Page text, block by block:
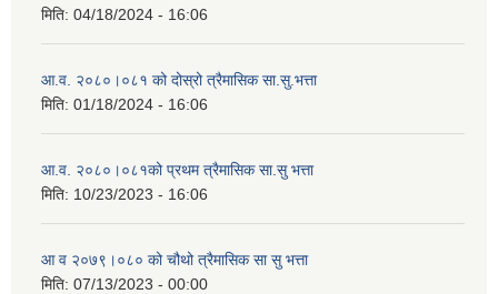
मिति: 04/18/2024 - 16:06
आ.व. २०८०।०८१ को दोस्रो त्रैमासिक सा.सु.भत्ता
मिति: 01/18/2024 - 16:06
आ.व. २०८०।०८१को प्रथम त्रैमासिक सा.सु भत्ता
मिति: 10/23/2023 - 16:06
आ व २०७९।०८० को चौथो त्रैमासिक सा सु भत्ता
मिति: 07/13/2023 - 00:00